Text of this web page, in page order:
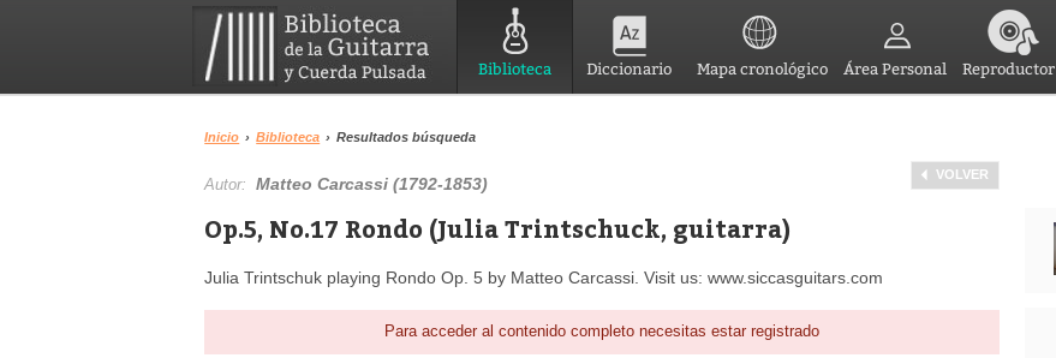
Biblioteca Diccionario Mapa cronológico Área Personal Reproductor
Inicio › Biblioteca › Resultados búsqueda
VOLVER
Autor:Matteo Carcassi (1792-1853)
Op.5, No.17 Rondo (Julia Trintschuck, guitarra)
Julia Trintschuk playing Rondo Op. 5 by Matteo Carcassi. Visit us: www.siccasguitars.com
Para acceder al contenido completo necesitas estar registrado